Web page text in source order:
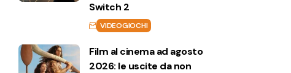
Switch 2
VIDEOGIOCHI
Film al cinema ad agosto
2026: le uscite da non